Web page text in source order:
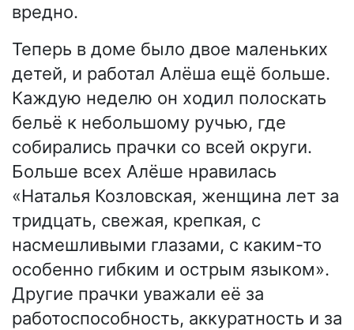
вредно.
Теперь в доме было двое маленьких
детей, и работал Алёша ещё больше.
Каждую неделю он ходил полоскать
бельё к небольшому ручью, где
собирались прачки со всей округи.
Больше всех Алёше нравилась
«Наталья Козловская, женщина лет за
тридцать, свежая, крепкая, с
насмешливыми глазами, с каким-то
особенно гибким и острым языком».
Другие прачки уважали её за
работоспособность, аккуратность и за